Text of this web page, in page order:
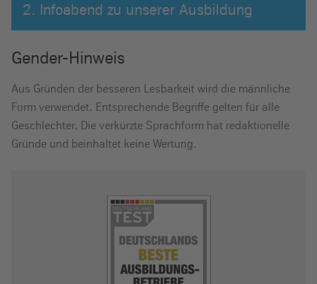
2. Infoabend zu unserer Ausbildung
Gender-Hinweis
Aus Gründen der besseren Lesbarkeit wird die männliche
Form verwendet. Entsprechende Begriffe gelten für alle
Geschlechter. Die verkürzte Sprachform hat redaktionelle
Gründe und beinhaltet keine Wertung.